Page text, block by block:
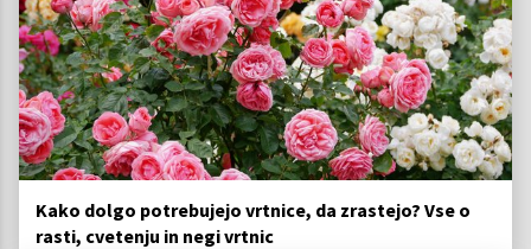
Kako dolgo potrebujejo vrtnice, da zrastejo? Vse o
rasti, cvetenju in negi vrtnic